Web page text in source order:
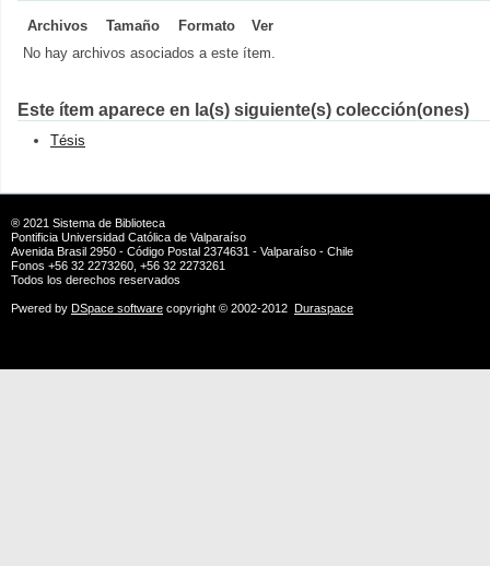
Archivos Tamaño Formato
Ver
No hay archivos asociados a este ítem.
Este ítem aparece en la(s) siguiente(s) colección(ones)
Tésis
® 2021 Sistema de Biblioteca
Pontificia Universidad Católica de Valparaíso
Avenida Brasil 2950 - Código Postal 2374631 - Valparaíso - Chile
Fonos +56 32 2273260, +56 32 2273261
Todos los derechos reservados
Pwered by DSpace software copyright © 2002-2012 Duraspace